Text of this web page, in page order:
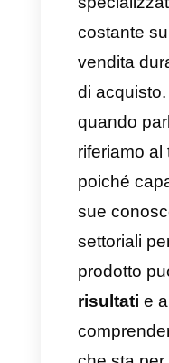
è
clienti,
5)
quella